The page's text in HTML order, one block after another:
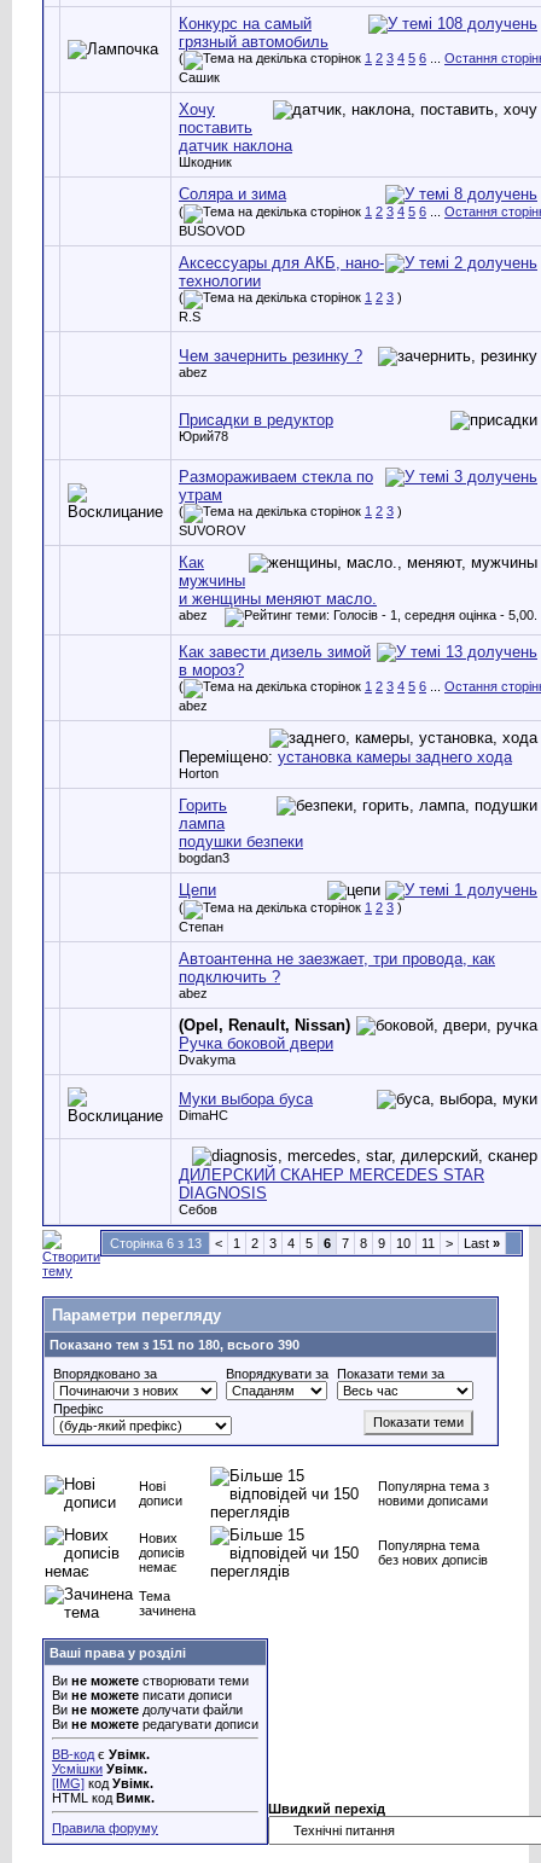
Конкурс на самый
грязный автомобиль
( 1 2 3 4 5 6
Остання
Сашик
Хочу
поставить
датчик наклона
Шкодник
Соляра и зима
( 1 2 3 4 5 6
Остання
BUSOVOD
Аксессуары для АКБ, нано-
технологии
( 1 2 3 )
R.S
Чем зачернить резинку ?
abez
Присадки в редуктор
Юрий78
Размораживаем стекла по
утрам
( 1 2 3 )
SUVOROV
Как
мужчины
и женщины меняют масло.
abez
Как завести дизель зимой
в мороз?
( 1 2 3 4 5 6
Остання
abez
Переміщено: установка камеры заднего хода
Horton
Горить
лампа
подушки безпеки
bogdan3
Цепи
( 1 2 3 )
Степан
Автоантенна не заезжает, три провода, как
подключить ?
abez
(Opel, Renault, Nissan)
Ручка боковой двери
Dvakyma
Муки выбора буса
DimaHC
ДИЛЕРСКИЙ СКАНЕР MERCEDES STAR
DIAGNOSIS
Себов
Сторінка 6 з 13 < 1 2 3 4 5 6 7 8 9 10 11 > Last »
Параметри перегляду
Показано тем з 151 по 180, всього 390
Впорядковано за
Впорядкувати за Показати теми за
Префікс
Нові
дописи
Популярна тема з
новими дописами
Нових
дописів
немає
Популярна тема
без нових дописів
Тема
зачинена
Ваші права у розділі
Ви не можете створювати теми
Ви не можете писати дописи
Ви не можете долучати файли
Ви не можете редагувати дописи
BB-код є Увімк.
Усмішки Увімк.
[IMG] код Увімк.
HTML код Вимк.
Правила форуму
Швидкий перехід